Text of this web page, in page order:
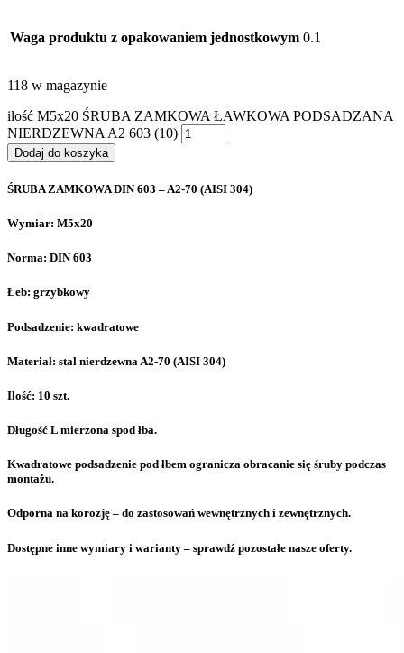
Waga produktu z opakowaniem jednostkowym 0.1
118 w magazynie
ilość M5x20 ŚRUBA ZAMKOWA ŁAWKOWA PODSADZANA
NIERDZEWNA A2 603 (10)
Dodaj do koszyka
ŚRUBA ZAMKOWA DIN 603 – A2-70 (AISI 304)
Wymiar: M5x20
Norma: DIN 603
Łeb: grzybkowy
Podsadzenie: kwadratowe
Materiał: stal nierdzewna A2-70 (AISI 304)
Ilość: 10 szt.
Długość L mierzona spod łba.
Kwadratowe podsadzenie pod łbem ogranicza obracanie się śruby podczas
montażu.
Odporna na korozję – do zastosowań wewnętrznych i zewnętrznych.
Dostępne inne wymiary i warianty – sprawdź pozostałe nasze oferty.